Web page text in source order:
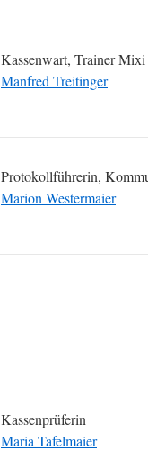
Kassenwart, Trainer Mixi
Manfred Treitinger
Protokollführerin,
Marion Westermaier
Kassenprüferin
Maria Tafelmaier